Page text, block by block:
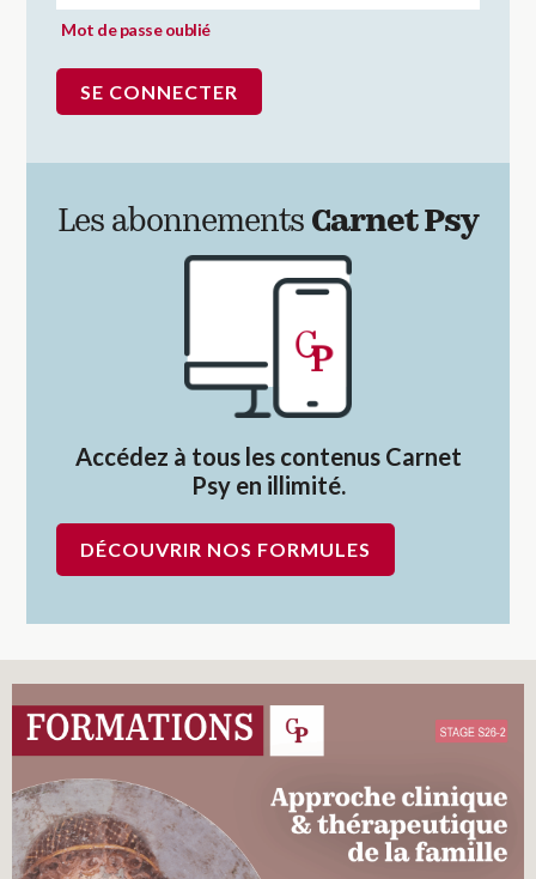
Mot de passe oublié
Les abonnements Carnet Psy
Accédez à tous les contenus Carnet
Psy en illimité.
DÉCOUVRIR NOS FORMULES